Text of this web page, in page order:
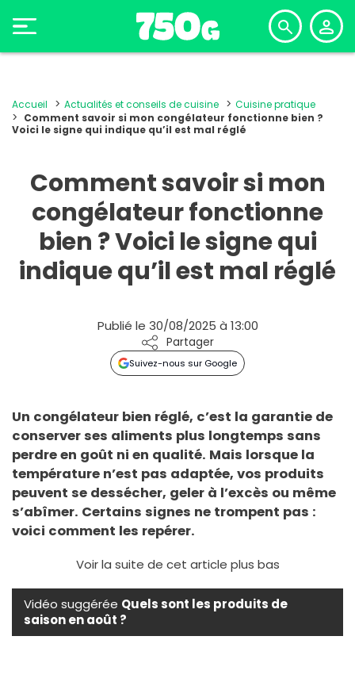
Accueil Actualités et conseils de cuisine
Cuisine pratique
Comment savoir si mon congélateur fonctionne bien ?
Voici le signe qui indique qu’il est mal réglé
Comment savoir si mon
congélateur fonctionne
bien ? Voici le signe qui
indique qu’il est mal réglé
Publié le 30/08/2025 à 13:00
Partager
Suivez-nous sur Google
Un congélateur bien réglé, c’est la garantie de
conserver ses aliments plus longtemps sans
perdre en goût ni en qualité. Mais lorsque la
température n’est pas adaptée, vos produits
peuvent se dessécher, geler à l’excès ou même
s’abîmer. Certains signes ne trompent pas :
voici comment les repérer.
Voir la suite de cet article plus bas
Vidéo suggérée Quels sont les produits de
saison en août ?